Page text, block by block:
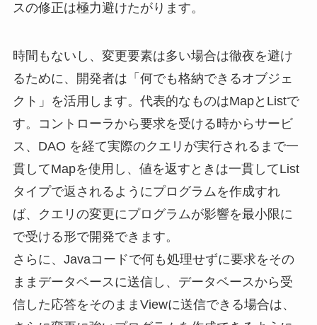
スの修正は極力避けたがります。
時間もないし、変更要素は多い場合は徹夜を避け
るために、開発者は「何でも格納できるオブジェ
クト」を活用します。代表的なものはMapとListで
す。コントローラから要求を受ける時からサービ
ス、DAO を経て実際のクエリが実行されるまで一
貫してMapを使用し、値を返すときは一貫してList
タイプで返されるようにプログラムを作成すれ
ば、クエリの変更にプログラムが影響を最小限に
で受ける形で開発できます。
さらに、Javaコードで何も処理せずに要求をその
ままデータベースに送信し、データベースから受
信した応答をそのままViewに送信できる場合は、